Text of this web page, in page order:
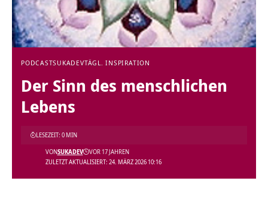
PODCASTSUKADEVTÄGL. INSPIRATION
Der Sinn des menschlichen
Lebens
ZULETZT AKTUALISIERT: 24. MÄRZ 2026 10:16
VONSUKADEV VOR 17 JAHREN
LESEZEIT: 0 MIN